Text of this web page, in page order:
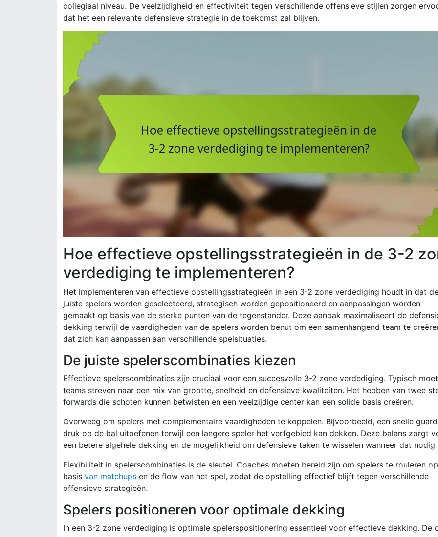
collegiaal niveau. De veelzijdigheid en effectiviteit tegen verschillende offensieve stijlen zorgen
dat het een relevante defensieve strategie in de toekomst zal blijven.
Hoe effectieve opstellingsstrategieën in de 3-2
verdediging te implementeren?
Het implementeren van effectieve opstellingsstrategieën in een 3-2 zone verdediging houdt in dat de
juiste spelers worden geselecteerd, strategisch worden gepositioneerd en aanpassingen worden
gemaakt op basis van de sterke punten van de tegenstander. Deze aanpak maximaliseert de
dekking terwijl de vaardigheden van de spelers worden benut om een samenhangend team te
dat zich kan aanpassen aan verschillende spelsituaties.
De juiste spelerscombinaties kiezen
Effectieve spelerscombinaties zijn cruciaal voor een succesvolle 3-2 zone verdediging. Typisch
teams streven naar een mix van grootte, snelheid en defensieve kwaliteiten. Het hebben van twee
forwards die schoten kunnen betwisten en een veelzijdige center kan een solide basis creëren.
Overweeg om spelers met complementaire vaardigheden te koppelen. Bijvoorbeeld, een snelle
druk op de bal uitoefenen terwijl een langere speler het verfgebied kan dekken. Deze balans zorgt
een betere algehele dekking en de mogelijkheid om defensieve taken te wisselen wanneer dat nodig
Flexibiliteit in spelerscombinaties is de sleutel. Coaches moeten bereid zijn om spelers te rouleren op
basis van matchups en de flow van het spel, zodat de opstelling effectief blijft tegen verschillende
offensieve strategieën.
Spelers positioneren voor optimale dekking
In een 3-2 zone verdediging is optimale spelerspositionering essentieel voor effectieve dekking. De